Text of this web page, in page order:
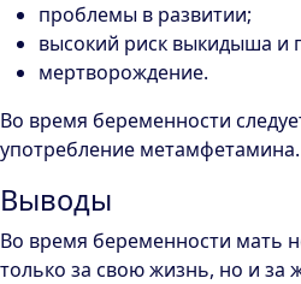
проблемы в развитии;
высокий риск выкидыша и
мертворождение.
Во время беременности
употребление метамфетамина.
Выводы
Во время беременности мать
только за свою жизнь, но и за